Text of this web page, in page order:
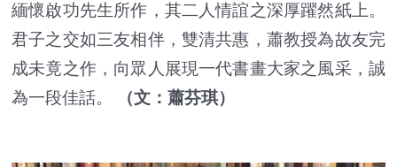
緬懷啟功先生所作，其二人情誼之深厚躍然紙上。
君子之交如三友相伴，雙清共惠，蕭教授為故友完
成未竟之作，向眾人展現一代書畫大家之風采，誠
為一段佳話。
（文：蕭芬琪）